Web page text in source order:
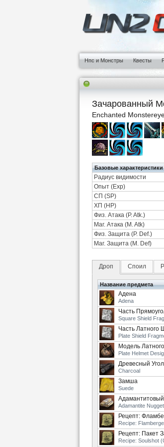
Нпс и Монстры Квесты
Зачарованный
Enchanted
Базовые характеристики
Радиус видимости
Опыт (Exp)
СП (SP)
ХП (HP)
Физ. Атака (P. Atk.)
Маг. Атака (M. Atk)
Физ. Защита (P. Def.)
Маг. Защита (M. Def)
Дроп Споил
Название предмета
Адена
Adena
Часть
Square Shield
Часть Латного
Plate Shield
Модель
Plate Helmet
Древесный
Charcoal
Замша
Suede
Adamantite Nugget
Рецепт:
Recipe: Flamberge
Рецепт: Пакет
Recipe: Soulshot